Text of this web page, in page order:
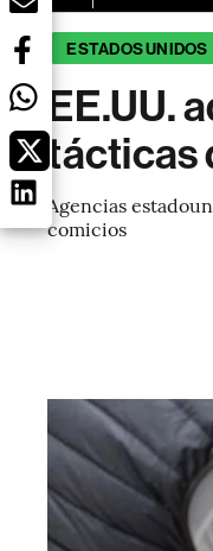
ESTADOS UNIDOS
EE.UU.
tácticas
Agencias
comicios